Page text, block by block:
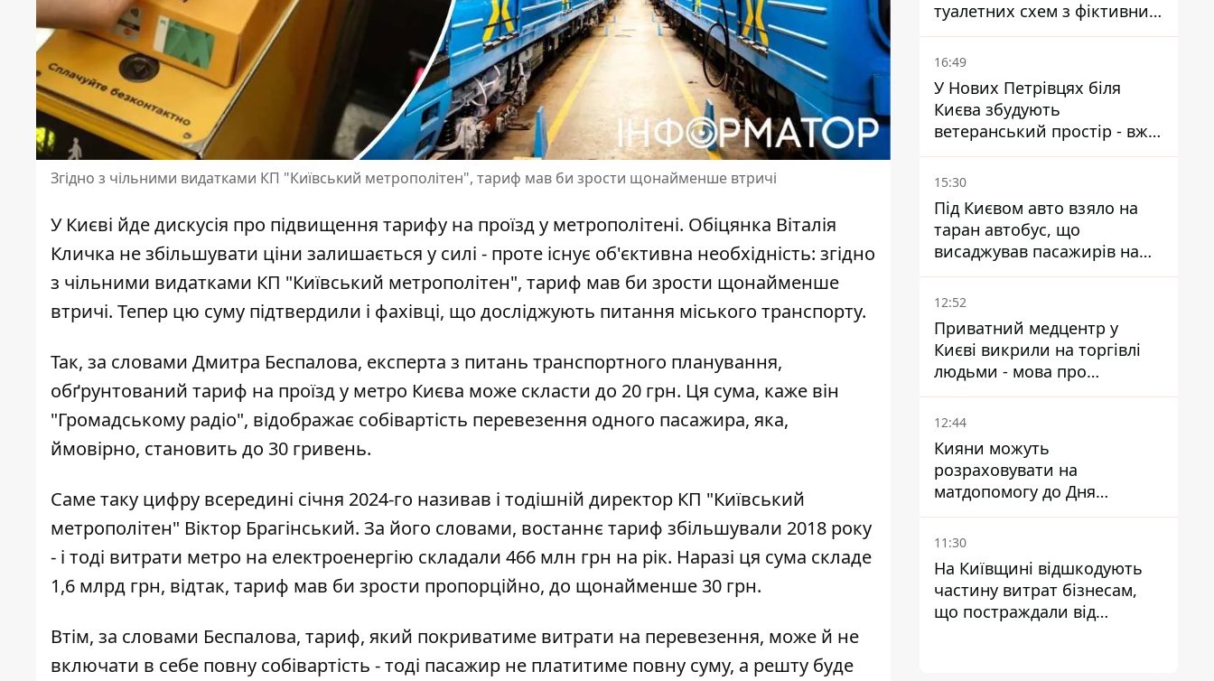
Згідно з чільними видатками КП "Київський метрополітен", тариф мав би зрости щонайменше втричі
У Києві йде дискусія про підвищення тарифу на проїзд у метрополітені. Обіцянка Віталія
Кличка не збільшувати ціни залишається у силі - проте існує об'єктивна необхідність: згідно
з чільними видатками КП "Київський метрополітен", тариф мав би зрости щонайменше
втричі. Тепер цю суму підтвердили і фахівці, що досліджують питання міського транспорту.
Так, за словами Дмитра Беспалова, експерта з питань транспортного планування,
обґрунтований тариф на проїзд у метро Києва може скласти до 20 грн. Ця сума, каже він
"Громадському радіо", відображає собівартість перевезення одного пасажира, яка,
ймовірно, становить до 30 гривень.
Саме таку цифру всередині січня 2024-го називав і тодішній директор КП "Київський
метрополітен" Віктор Брагінський. За його словами, востаннє тариф збільшували 2018 року
- і тоді витрати метро на електроенергію складали 466 млн грн на рік. Наразі ця сума складе
1,6 млрд грн, відтак, тариф мав би зрости пропорційно, до щонайменше 30 грн.
Втім, за словами Беспалова, тариф, який покриватиме витрати на перевезення, може й не
включати в себе повну собівартість - тоді пасажир не платитиме повну суму, а решту буде
туалетних схем з фіктивним
будинком
16:49
У Нових Петрівцях біля
Києва збудують
ветеранський простір - вже
знайшли проєктанта
15:30
Під Києвом авто взяло на
таран автобус, що
висаджував пасажирів на
зупинці - пасажирка в
лікарні
12:52
Приватний медцентр у
Києві викрили на торгівлі
людьми - мова про
сурогатне материнство
12:44
Кияни можуть
розраховувати на
матдопомогу до Дня
незалежності - кому її
дадуть
11:30
На Київщині відшкодують
частину витрат бізнесам,
що постраждали від